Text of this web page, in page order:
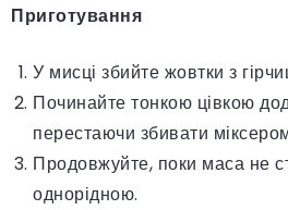
Приготування
У мисці збийте жовтки з
Починайте тонкою цівкою
перестаючи збивати
Продовжуйте, поки маса не
однорідною.